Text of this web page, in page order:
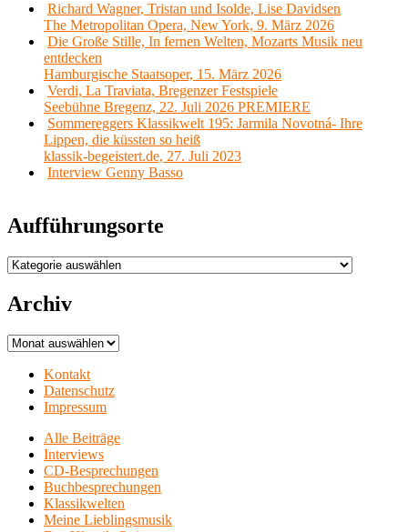
Richard Wagner, Tristan und Isolde, Lise Davidsen
The Metropolitan Opera, New York, 9. März 2026
Die Große Stille, In fernen Welten, Mozarts Musik neu
entdecken
Hamburgische Staatsoper, 15. März 2026
Verdi, La Traviata, Bregenzer Festspiele
Seebühne Bregenz, 22. Juli 2026 PREMIERE
Sommereggers Klassikwelt 195: Jarmila Novotná- Ihre
Lippen, die küssten so heiß
klassik-begeistert.de, 27. Juli 2023
Interview Genny Basso
Aufführungsorte
Aufführungsorte
Archiv
Archiv
Kontakt
Datenschutz
Impressum
Alle Beiträge
Interviews
CD-Besprechungen
Buchbesprechungen
Klassikwelten
Meine Lieblingsmusik